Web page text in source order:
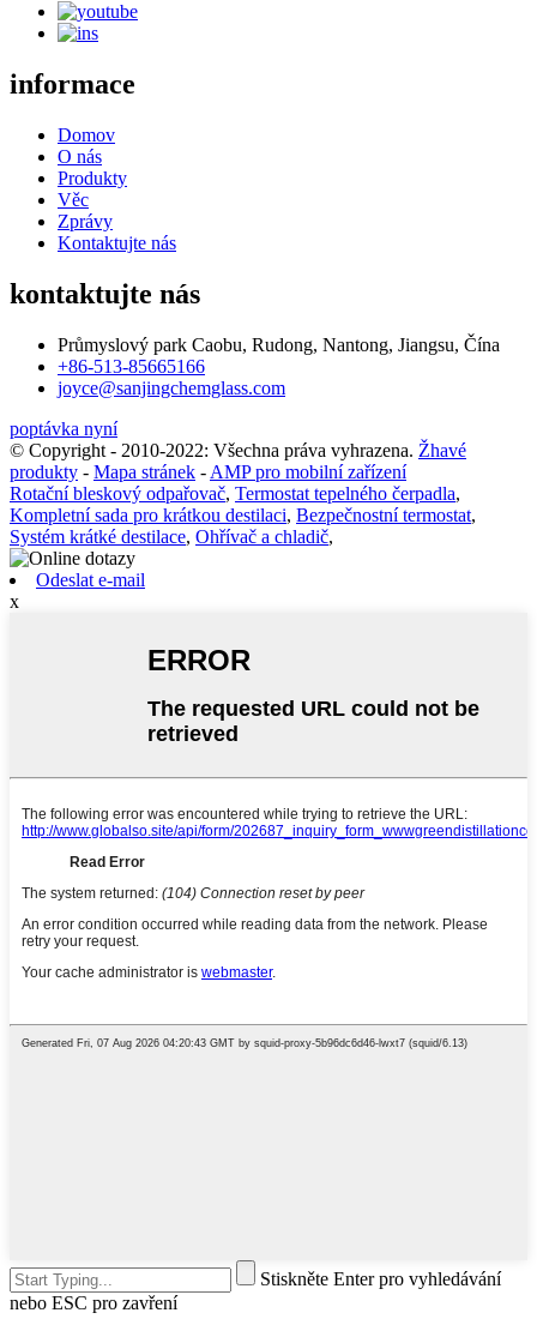
informace
Domov
O nás
Produkty
Věc
Zprávy
Kontaktujte nás
kontaktujte nás
Průmyslový park Caobu, Rudong, Nantong, Jiangsu, Čína
+86-513-85665166
joyce@sanjingchemglass.com
poptávka nyní
© Copyright - 2010-2022: Všechna práva vyhrazena. Žhavé
produkty - Mapa stránek - AMP pro mobilní zařízení
Rotační bleskový odpařovač, Termostat tepelného čerpadla,
Kompletní sada pro krátkou destilaci, Bezpečnostní termostat,
Systém krátké destilace, Ohřívač a chladič,
Odeslat e-mail
x
Stiskněte Enter pro vyhledávání
nebo ESC pro zavření